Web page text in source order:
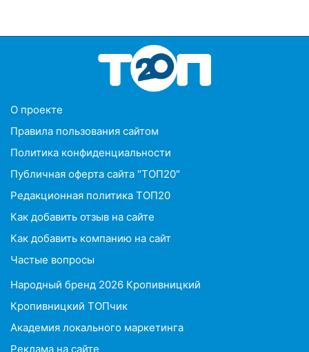
O проекте
Правила пользования сайтом
Политика конфиденциальности
Публичная оферта сайта "ТОП20"
Редакционная политика ТОП20
Как добавить отзыв на сайте
Как добавить компанию на сайт
Частые вопросы
Народный бренд 2026 Кропивницкий
Кропивницкий ТОПчик
Академия локального маркетинга
Реклама на сайте